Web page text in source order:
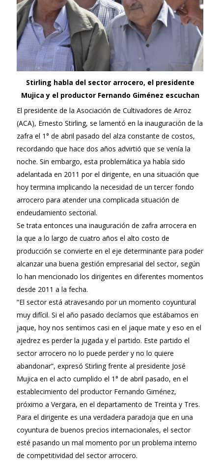
Stirling habla del sector arrocero, el presidente
Mujica y el productor Fernando Giménez escuchan
El presidente de la Asociación de Cultivadores de Arroz
(ACA), Ernesto Stirling, se lamentó en la inauguración de la
zafra el 1° de abril pasado del alza constante de costos,
recordando que hace dos años advirtió que se venía la
noche. Sin embargo, esta problemática ya había sido
adelantada en 2011 por el dirigente, en una situación que
hoy termina implicando la necesidad de un tercer fondo
arrocero para atender una complicada situación de
endeudamiento sectorial.
Se trata entonces una inauguración de zafra arrocera en
la que a lo largo de cuatro años el alto costo de
producción se convierte en el eje determinante para poder
alcanzar una buena gestión empresarial del sector, según
lo han mencionado los dirigentes en diferentes momentos
desde 2011 a la fecha.
“El sector está atravesando por un momento coyuntural
muy difícil. Si el año pasado decíamos que estábamos en
jaque, hoy nos sentimos casi en el jaque mate y eso en el
ajedrez es perder la jugada y el partido. Este partido el
sector arrocero no lo puede perder y no lo quiere
abandonar”, expresó Stirling frente al presidente José
Mujica en el acto cumplido el 1° de abril pasado, en el
establecimiento del productor Fernando Giménez,
próximo a Vergara, en el departamento de Treinta y Tres.
Para el dirigente es una verdadera paradoja que en una
coyuntura de buenos precios internacionales, el sector
esté pasando un mal momento por un problema interno
de competitividad del sector arrocero.